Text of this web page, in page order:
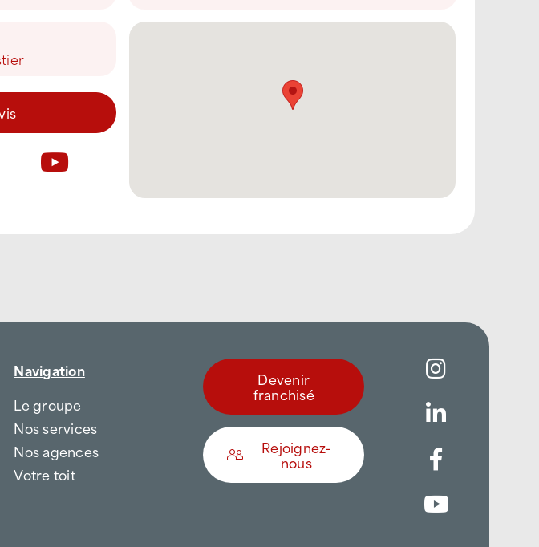
Navigation
Le groupe
Nos services
Nos agences
Votre toit
Devenir
franchisé
Rejoignez-
nous